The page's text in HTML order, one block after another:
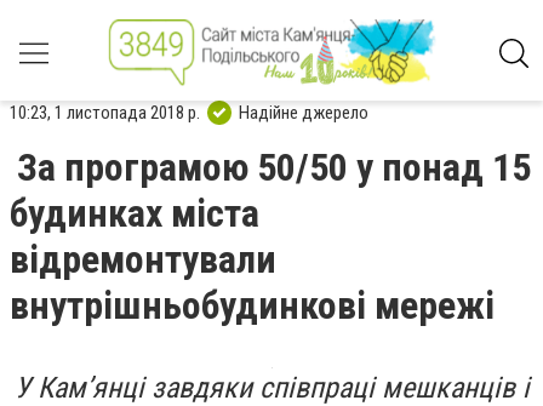
10:23, 1 листопада 2018 р. Надійне джерело
За програмою 50/50 у понад 15
будинках міста
відремонтували
внутрішньобудинкові мережі
У Кам’янці завдяки співпраці мешканців і